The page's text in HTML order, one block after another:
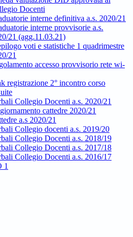
Docenti
interne definitiva a.s. 2020/21
interne provvisorie a.s.
21 (agg.11.03.21)
voti e statistiche 1 quadrimestre
21
accesso provvisorio rete wi-
registrazione 2° incontro corso
Collegio Docenti a.s. 2020/21
cattedre 2020/21
a.s 2020/21
Collegio docenti a.s. 2019/20
Collegio Docenti a.s. 2018/19
Collegio Docenti a.s. 2017/18
Collegio Docenti a.s. 2016/17
1